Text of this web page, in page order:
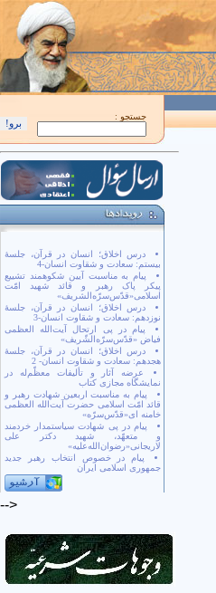
جستجو :
درس اخلاق؛ انسان در قرآن، جلسۀ
بیستم: سعادت و شقاوت انسان-4
پیام به مناسبت آیین شکوهمند تشییع
پیکر پاک رهبر و قائد شهید امّت
اسلامی«قدّس‌سرّه‌الشریف»
درس اخلاق؛ انسان در قرآن، جلسۀ
نوزدهم: سعادت و شقاوت انسان-3
پیام در پی ارتحال آیت‌الله العظمی
فیاض «قدّس‌سرّه‌الشّریف»
درس اخلاق؛ انسان در قرآن، جلسۀ
هجدهم: سعادت و شقاوت انسان- 2
عرضه آثار و تألیفات معظّم‌له در
نمایشگاه مجازی کتاب
پیام به مناسبت اربعین شهادت رهبر و
قائد امّت اسلامی حضرت آیت‌الله العظمی
خامنه ای«قدّس‌سرّه»
پیام در پی شهادت سیاستمدار خردمند
و متعهّد، شهید دکتر علی
لاریجانی«رضوان‌الله‌علیه»
پیام در خصوص انتخاب رهبر جدید
جمهوری اسلامی ایران
-->